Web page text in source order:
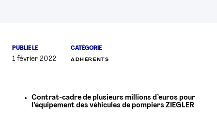
PRESSE
PUBLIÉ LE
1 février 2022
CATÉGORIE
ADHÉRENTS
Contrat-cadre de plusieurs millions d’euros pour
l’équipement des véhicules de pompiers ZIEGLER